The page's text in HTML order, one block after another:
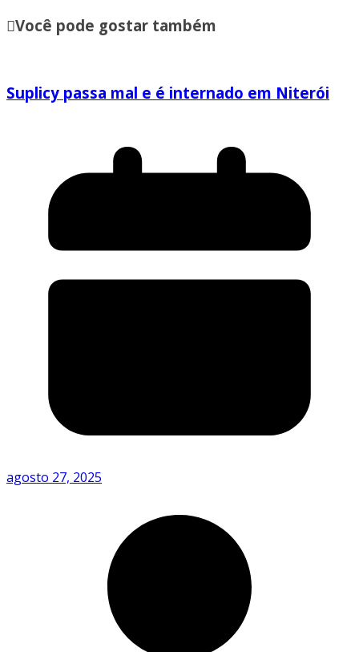
Você pode gostar também
Suplicy passa mal e é internado em Niterói
agosto 27, 2025